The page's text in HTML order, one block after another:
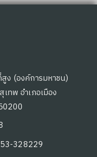
(องค์การมหาชน)
ทพ อำเภอเมือง
328229